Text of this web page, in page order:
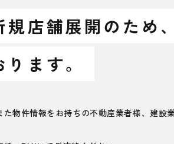
店舗展開のため、
ます。
物件情報をお持ちの不動産業者様、建設